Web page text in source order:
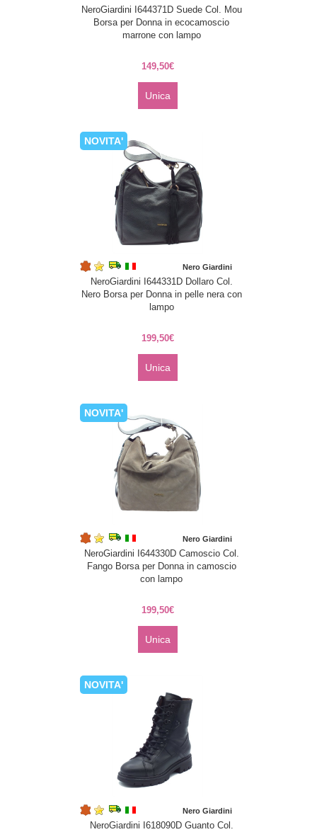
NeroGiardini I644371D Suede Col. Mou
Borsa per Donna in ecocamoscio
marrone con lampo
149,50€
Unica
NOVITA'
Nero Giardini
NeroGiardini I644331D Dollaro Col.
Nero Borsa per Donna in pelle nera con
lampo
199,50€
Unica
NOVITA'
Nero Giardini
NeroGiardini I644330D Camoscio Col.
Fango Borsa per Donna in camoscio
con lampo
199,50€
Unica
NOVITA'
Nero Giardini
NeroGiardini I618090D Guanto Col.